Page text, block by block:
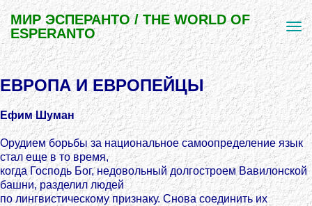
МИР ЭСПЕРАНТО / THE WORLD OF
ESPERANTO
ЕВРОПА И ЕВРОПЕЙЦЫ
Ефим Шуман
Орудием борьбы за национальное самоопределение язык
стал еще в то время,
когда Господь Бог, недовольный долгостроем Вавилонской
башни, разделил людей
по лингвистическому признаку. Снова соединить их